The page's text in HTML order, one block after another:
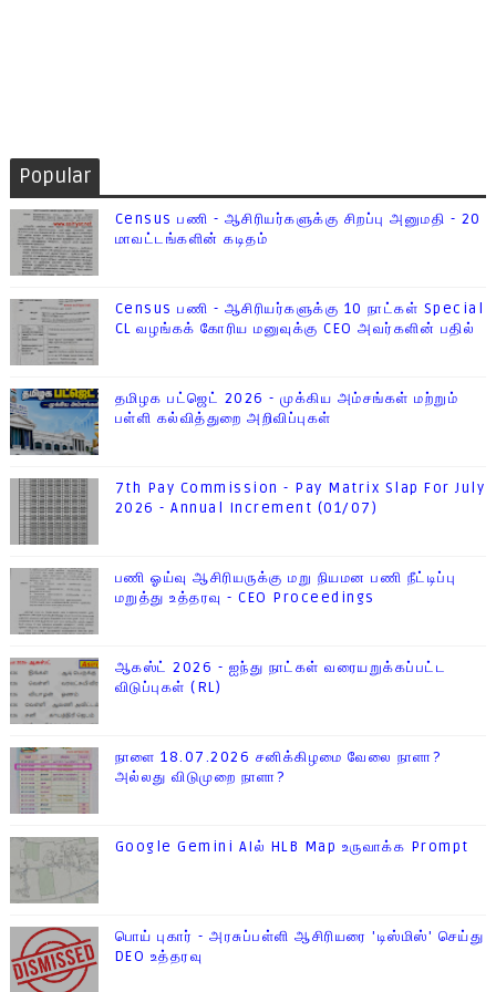
Popular
Census பணி - ஆசிரியர்களுக்கு சிறப்பு அனுமதி - 20
மாவட்டங்களின் கடிதம்
Census பணி - ஆசிரியர்களுக்கு 10 நாட்கள் Special
CL வழங்கக் கோரிய மனுவுக்கு CEO அவர்களின் பதில்
தமிழக பட்ஜெட் 2026 - முக்கிய அம்சங்கள் மற்றும்
பள்ளி கல்வித்துறை அறிவிப்புகள்
7th Pay Commission - Pay Matrix Slap For July
2026 - Annual Increment (01/07)
பணி ஓய்வு ஆசிரியருக்கு மறு நியமன பணி நீட்டிப்பு
மறுத்து உத்தரவு - CEO Proceedings
ஆகஸ்ட் 2026 - ஐந்து நாட்கள் வரையறுக்கப்பட்ட
விடுப்புகள் (RL)
நாளை 18.07.2026 சனிக்கிழமை வேலை நாளா?
அல்லது விடுமுறை நாளா?
Google Gemini AIல் HLB Map உருவாக்க Prompt
பொய் புகார் - அரசுப்பள்ளி ஆசிரியரை 'டிஸ்மிஸ்' செய்து
DEO உத்தரவு